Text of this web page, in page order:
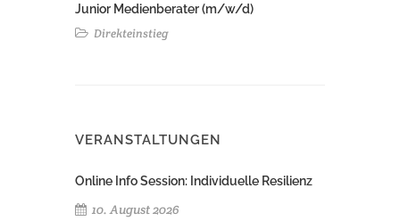
Junior Medienberater (m/w/d)
Direkteinstieg
VERANSTALTUNGEN
Online Info Session: Individuelle Resilienz
10. August 2026